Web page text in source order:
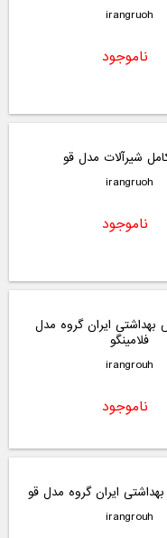
irangruoh
ناموجود
شیرآلات مدل قو
irangruoh
ناموجود
ایران گروه مدل
فلامینگو
irangrouh
ناموجود
ایران گروه مدل قو
irangrouh